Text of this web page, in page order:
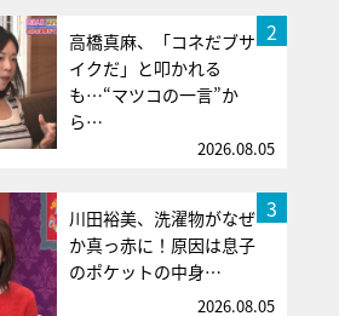
2
高橋真麻、「コネだブサ
イクだ」と叩かれる
も…“マツコの一言”か
ら…
2026.08.05
3
川田裕美、洗濯物がなぜ
か真っ赤に！原因は息子
のポケットの中身…
2026.08.05